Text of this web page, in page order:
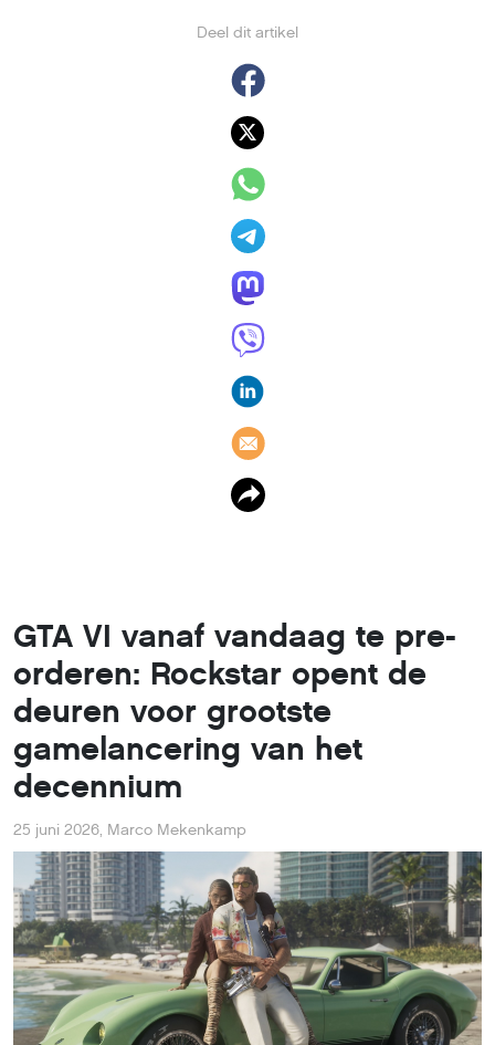
Deel dit artikel
GTA VI vanaf vandaag te pre-
orderen: Rockstar opent de
deuren voor grootste
gamelancering van het
decennium
25 juni 2026, Marco Mekenkamp